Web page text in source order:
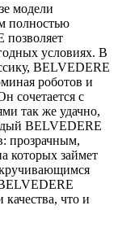
модели
полностью
условиях. В
BELVEDERE
роботов и
сочетается с
так же удачно,
BELVEDERE
прозрачным,
которых займет
качества, что и